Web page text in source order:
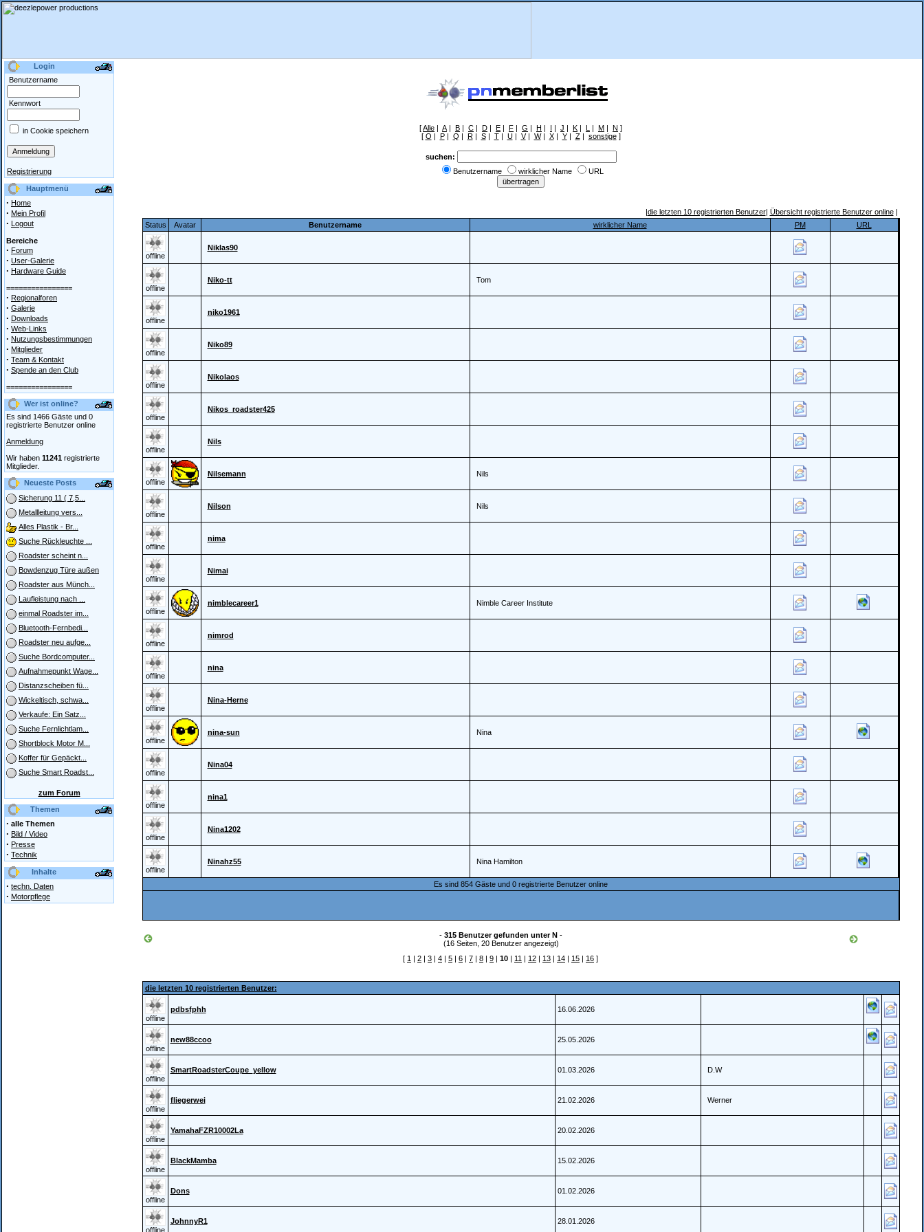
Login
Benutzername
Kennwort
in Cookie speichern
Registrierung
Hauptmenü
· Home
· Mein Profil
· Logout
Bereiche
· Forum
· User-Galerie
· Hardware Guide
================
· Regionalforen
· Galerie
· Downloads
· Web-Links
· Nutzungsbestimmungen
· Mitglieder
· Team & Kontakt
· Spende an den Club
================
Wer ist online?
Es sind 1466 Gäste und 0
registrierte Benutzer online
Anmeldung
Wir haben 11241 registrierte
Mitglieder.
Neueste Posts
Sicherung 11 ( 7,5...
Metallleitung vers...
Alles Plastik - Br...
Suche Rückleuchte ...
Roadster scheint n...
Bowdenzug Türe außen
Roadster aus Münch...
Laufleistung nach ...
einmal Roadster im...
Bluetooth-Fernbedi...
Roadster neu aufge...
Suche Bordcomputer...
Aufnahmepunkt Wage...
Distanzscheiben fü...
Wickeltisch, schwa...
Verkaufe: Ein Satz...
Suche Fernlichtlam...
Shortblock Motor M...
Koffer für Gepäckt...
Suche Smart Roadst...
zum Forum
Themen
· alle Themen
· Bild / Video
· Presse
· Technik
Inhalte
· techn. Daten
· Motorpflege
[Alle | A | B | C | D | E | F | G | H | I | J | K | L | M | N ]
[ O | P| Q | R| S| T| U| V| W| X| Y| Z| sonstige]
suchen:
Benutzername
wirklicher Name URL
|die letzten 10 registrierten Benutzer| Übersicht registrierte Benutzer online|
Status
Avatar Benutzername wirklicher Name PM URL
offline
Niklas90
offline
Niko-tt Tom
offline
niko1961
offline
Niko89
offline
Nikolaos
offline
Nikos_roadster425
offline
Nils
offline
Nilsemann Nils
offline
Nilson Nils
offline
nima
offline
Nimai
offline
nimblecareer1 Nimble Career Institute
offline
nimrod
offline
nina
offline
Nina-Herne
offline
nina-sun Nina
offline
Nina04
offline
nina1
offline
Nina1202
offline
Ninahz55 Nina Hamilton
Es sind 854 Gäste und 0 registrierte Benutzer online
- 315 Benutzer gefunden unter N -
(16 Seiten, 20 Benutzer angezeigt)
[ 1 | 2 | 3 | 4 | 5 | 6 | 7 | 8 | 9 | 10 | 11 | 12 | 13 | 14 | 15 | 16 ]
die letzten 10 registrierten Benutzer:
offline
pdbsfphh 16.06.2026
offline
new88ccoo 25.05.2026
offline
SmartRoadsterCoupe_yellow 01.03.2026 D.W
offline
fliegerwei 21.02.2026 Werner
offline
YamahaFZR10002La 20.02.2026
offline
BlackMamba 15.02.2026
offline
Dons 01.02.2026
offline
JohnnyR1 28.01.2026